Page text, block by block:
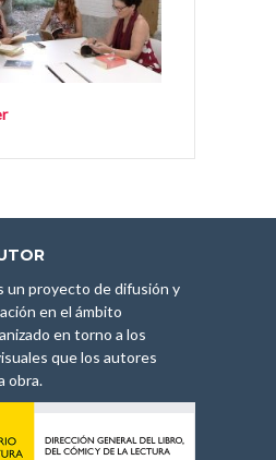
un proyecto de difusión y
en el ámbito
en torno a los
que los autores
obra.